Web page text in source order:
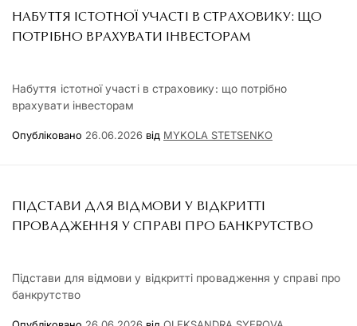
НАБУТТЯ ІСТОТНОЇ УЧАСТІ В СТРАХОВИКУ: ЩО
ПОТРІБНО ВРАХУВАТИ ІНВЕСТОРАМ
Набуття істотної участі в страховику: що потрібно
врахувати інвесторам
Опубліковано 26.06.2026 від MYKOLA STETSENKO
ПІДСТАВИ ДЛЯ ВІДМОВИ У ВІДКРИТТІ
ПРОВАДЖЕННЯ У СПРАВІ ПРО БАНКРУТСТВО
Підстави для відмови у відкритті провадження у справі про
банкрутство